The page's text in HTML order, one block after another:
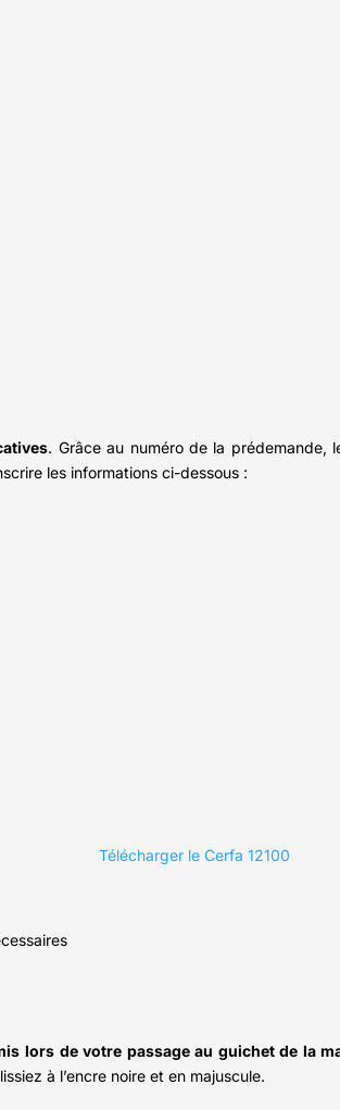
. Grâce au numéro de la prédemande,
les informations ci-dessous :
Télécharger le Cerfa 12100
lors de votre passage au guichet de la
à l’encre noire et en majuscule.